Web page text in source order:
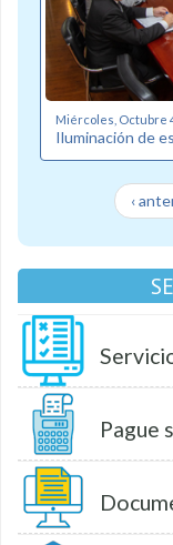
Miércoles, Octubre
Iluminación de
‹
Pague